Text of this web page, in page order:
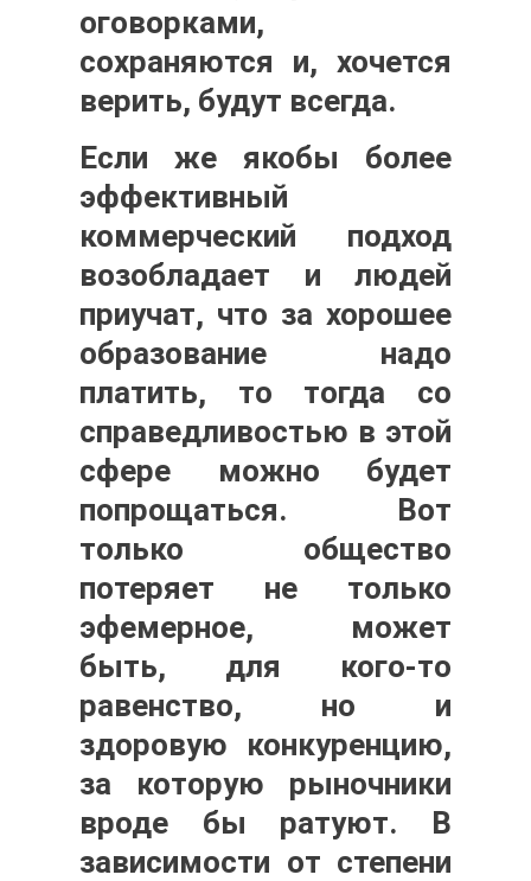
оговорками,
сохраняются и, хочется
верить, будут всегда.
Если же якобы более
эффективный
коммерческий подход
возобладает и людей
приучат, что за хорошее
образование надо
платить, то тогда со
справедливостью в этой
сфере можно будет
попрощаться. Вот
только общество
потеряет не только
эфемерное, может
быть, для кого-то
равенство, но и
здоровую конкуренцию,
за которую рыночники
вроде бы ратуют. В
зависимости от степени